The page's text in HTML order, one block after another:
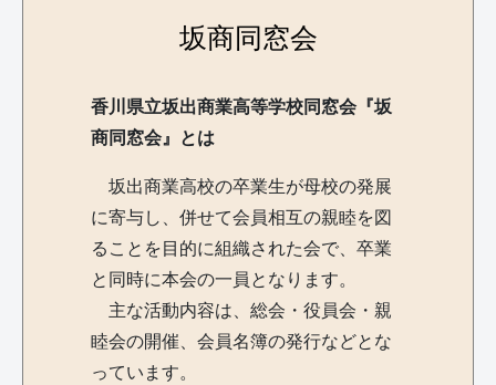
坂商同窓会
香川県立坂出商業高等学校同窓会『坂
商同窓会』とは
坂出商業高校の卒業生が母校の発展
に寄与し、併せて会員相互の親睦を図
ることを目的に組織された会で、卒業
と同時に本会の一員となります。
主な活動内容は、総会・役員会・親
睦会の開催、会員名簿の発行などとな
っています。